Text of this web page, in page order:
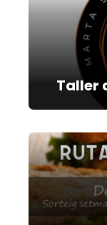
Taller